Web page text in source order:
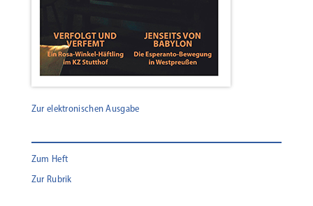
Zur elektronischen Ausgabe
Zum Heft
Zur Rubrik